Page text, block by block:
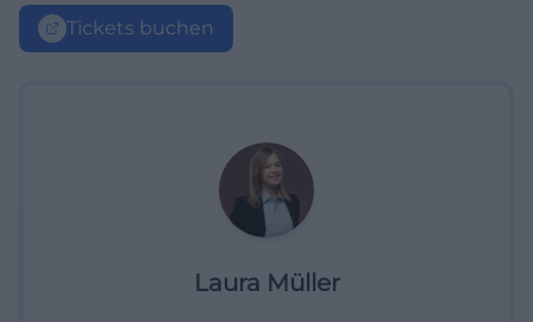
Tickets buchen
Laura Müller